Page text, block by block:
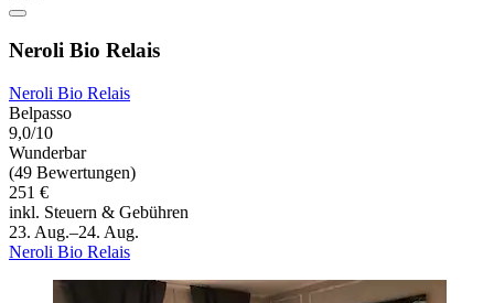
Neroli Bio Relais
Neroli Bio Relais
Belpasso
9,0/10
Wunderbar
(49 Bewertungen)
251 €
inkl. Steuern & Gebühren
23. Aug.–24. Aug.
Neroli Bio Relais